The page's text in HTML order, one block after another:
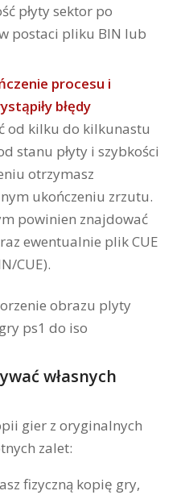
płyty sektor po
postaci pliku BIN lub
procesu i
błędy
od kilku do kilkunastu
stanu płyty i szybkości
otrzymasz
ukończeniu zrzutu.
powinien znajdować
ewentualnie plik CUE
CUE).
własnych
gier z oryginalnych
zalet:
fizyczną kopię gry,